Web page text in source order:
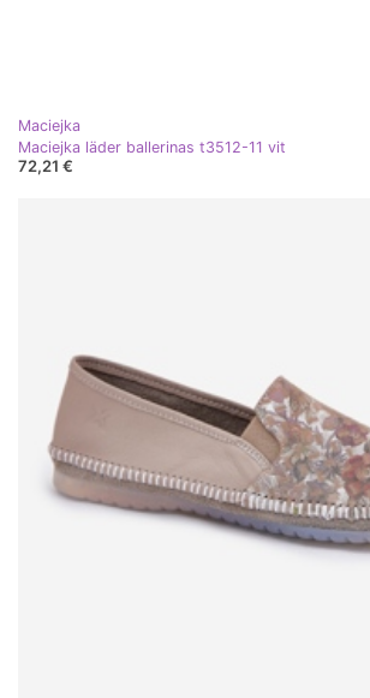
Maciejka
Maciejka läder ballerinas t3512-11 vit
72,21 €